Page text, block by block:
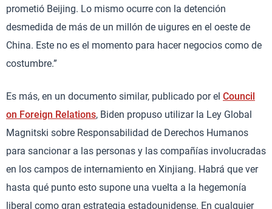
prometió Beijing. Lo mismo ocurre con la detención
desmedida de más de un millón de uigures en el oeste de
China. Este no es el momento para hacer negocios como de
costumbre.”
Es más, en un documento similar, publicado por el Council
on Foreign Relations, Biden propuso utilizar la Ley Global
Magnitski sobre Responsabilidad de Derechos Humanos
para sancionar a las personas y las compañías involucradas
en los campos de internamiento en Xinjiang. Habrá que ver
hasta qué punto esto supone una vuelta a la hegemonía
liberal como gran estrategia estadounidense. En cualquier